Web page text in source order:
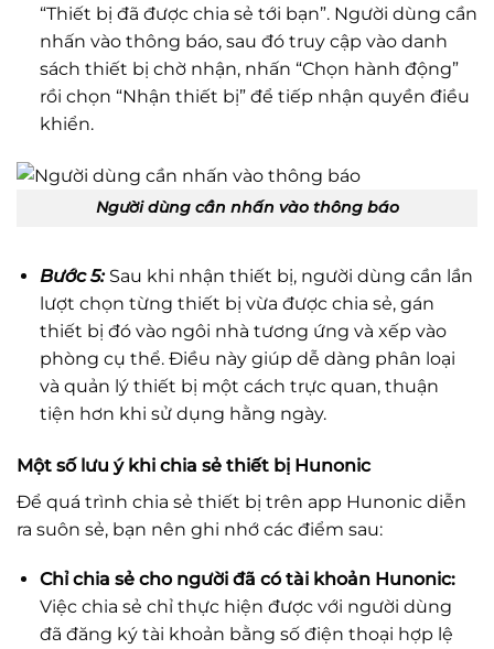
“Thiết bị đã được chia sẻ tới bạn”. Người dùng cần
nhấn vào thông báo, sau đó truy cập vào danh
sách thiết bị chờ nhận, nhấn “Chọn hành động”
rồi chọn “Nhận thiết bị” để tiếp nhận quyền điều
khiển.
Người dùng cần nhấn vào thông báo
Bước 5:Sau khi nhận thiết bị, người dùng cần lần
lượt chọn từng thiết bị vừa được chia sẻ, gán
thiết bị đó vào ngôi nhà tương ứng và xếp vào
phòng cụ thể. Điều này giúp dễ dàng phân loại
và quản lý thiết bị một cách trực quan, thuận
tiện hơn khi sử dụng hằng ngày.
Một số lưu ý khi chia sẻ thiết bị Hunonic
Để quá trình chia sẻ thiết bị trên app Hunonic diễn
ra suôn sẻ, bạn nên ghi nhớ các điểm sau:
Chỉ chia sẻ cho người đã có tài khoản Hunonic:
Việc chia sẻ chỉ thực hiện được với người dùng
đã đăng ký tài khoản bằng số điện thoại hợp lệ